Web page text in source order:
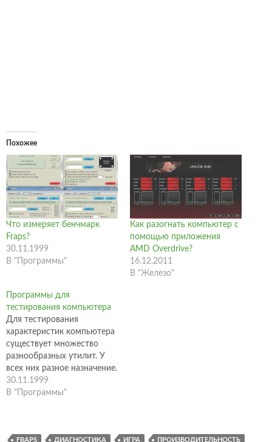
Похожее
Что измеряет бенчмарк
Fraps?
30.11.1999
В "Программы"
Как разогнать компьютер с
помощью приложения
AMD Overdrive?
16.12.2011
В "Железо"
Программы для
тестирования компьютера
Для тестирования
характеристик компьютера
существует множество
разнообразных утилит. У
всех них разное назначение.
Ниже привожу список
наиболее удобных и
30.11.1999
В "Программы"
FRAPS ДИАГНОСТИКА ИГРА ПРОИЗВОДИТЕЛЬНОСТЬ